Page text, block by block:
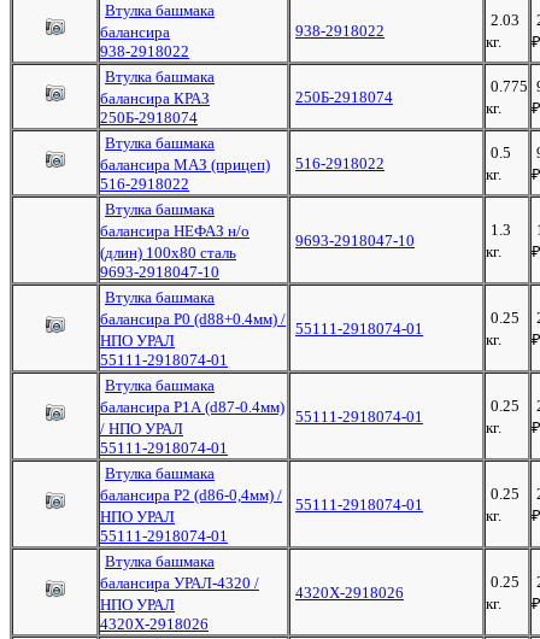
Втулка башмака
балансира
938-2918022
938-2918022
2.03
кг.
₽
Втулка башмака
балансира КРАЗ
250Б-2918074
250Б-2918074
0.775
кг.
₽
Втулка башмака
балансира МАЗ (прицеп)
516-2918022
516-2918022
0.5
кг.
₽
Втулка башмака
балансира НЕФАЗ н/о
(длин) 100х80 сталь
9693-2918047-10
9693-2918047-10
1.3
кг.
₽
Втулка башмака
балансира Р0 (d88+0.4мм) /
НПО УРАЛ
55111-2918074-01
55111-2918074-01
0.25
кг.
₽
Втулка башмака
балансира Р1А (d87-0.4мм)
/ НПО УРАЛ
55111-2918074-01
55111-2918074-01
0.25
кг.
₽
Втулка башмака
балансира Р2 (d86-0,4мм) /
НПО УРАЛ
55111-2918074-01
55111-2918074-01
0.25
кг.
₽
Втулка башмака
балансира УРАЛ-4320 /
НПО УРАЛ
4320Х-2918026
4320Х-2918026
0.25
кг.
₽